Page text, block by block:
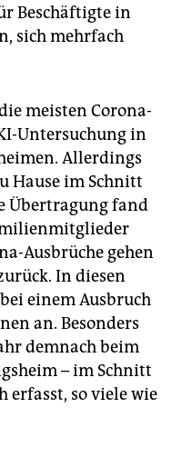
Beschäftigte in
sich mehrfach
meisten Corona-
Untersuchung in
Allerdings
Hause im Schnitt
Übertragung fand
Ausbrüche gehen
In diesen
einem Ausbruch
an. Besonders
demnach beim
– im Schnitt
erfasst, so viele wie